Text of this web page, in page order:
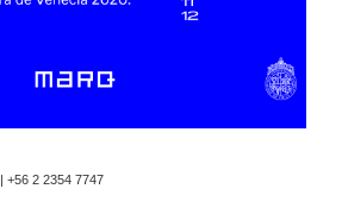
| +56 2 2354 7747